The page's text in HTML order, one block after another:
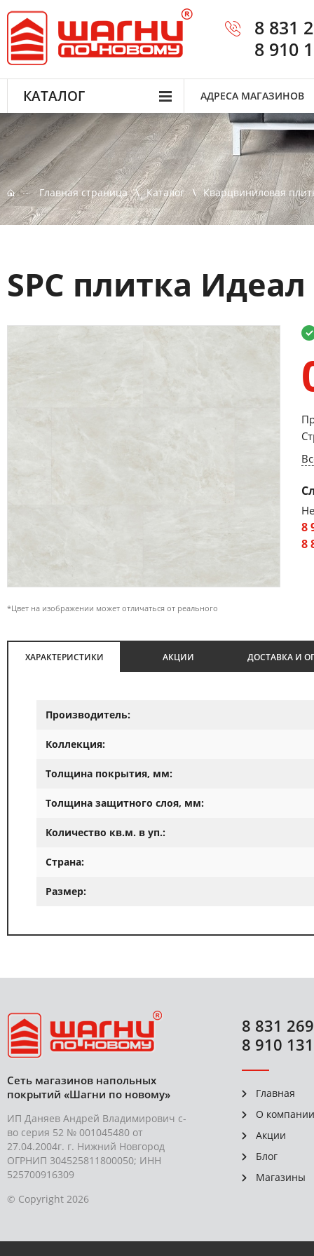
8 831
8 910
КАТАЛОГ АДРЕСА МАГАЗИНОВ
Главная страница Каталог Кварцвиниловая
SPC плитка
*Цвет на изображении может отличаться от реального
8
8
ХАРАКТЕРИСТИКИ АКЦИИ ДОСТАВКА И
Производитель:
Коллекция:
Толщина покрытия, мм:
Толщина защитного слоя, мм:
Количество кв.м. в уп.:
Страна:
Размер:
Сеть магазинов напольных
покрытий «Шагни по новому»
ИП Даняев Андрей Владимирович с-
во серия 52 № 001045480 от
27.04.2004г. г. Нижний Новгород
ОГРНИП 304525811800050; ИНН
525700916309
© Copyright 2026
8 831
8 910
Главная
О компании
Акции
Блог
Магазины